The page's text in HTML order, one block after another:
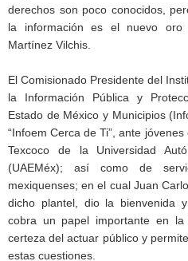
derechos son poco conocidos,
la información es el nuevo
Martínez Vilchis.
El Comisionado Presidente del
la Información Pública y
Estado de México y Municipios
“Infoem Cerca de Ti”, ante
Texcoco de la Universidad
(UAEMéx); así como de
mexiquenses; en el cual Juan
dicho plantel, dio la bienvenida
cobra un papel importante en
certeza del actuar público y
estas cuestiones.